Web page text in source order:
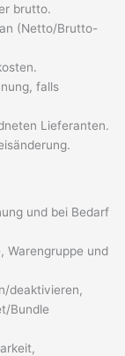
brutto.
(Netto/Brutto-
falls
Lieferanten.
und bei Bedarf
Warengruppe und
deaktivieren,
Bundle